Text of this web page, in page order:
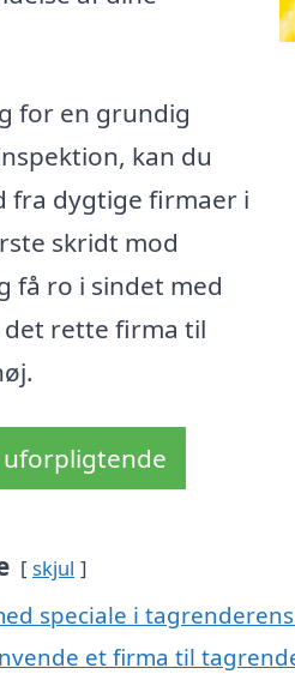
for en grundig
kan du
dygtige firmaer i
skridt mod
få ro i sindet med
rette firma til
uforpligtende
skjul
speciale i
et firma til